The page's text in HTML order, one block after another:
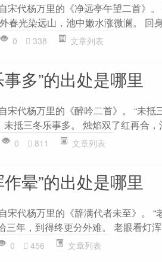
宋代杨万里的《净远亭午望二首》
春光染远山，池中嫩水涨微澜。 回
0 338 文章列表
多”的出处是哪里
宋代杨万里的《醉吟二首》。 “未
抵三冬乐事多。 烛焰双了红再合，
0 811 文章列表
晕”的出处是哪里
宋代杨万里的《辞满代者未至》。
三年，到得终更分外难。 老眼看灯
0 456 文章列表